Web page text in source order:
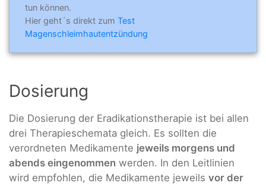
tun können.
Hier geht´s direkt zum Test
Magenschleimhautentzündung
Dosierung
Die Dosierung der Eradikationstherapie ist bei allen
drei Therapieschemata gleich. Es sollten die
verordneten Medikamente jeweils morgens und
abends eingenommen werden. In den Leitlinien
wird empfohlen, die Medikamente jeweils vor der